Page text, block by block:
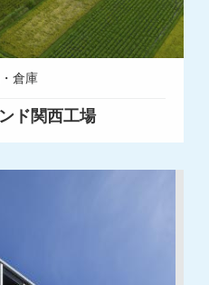
倉庫
ド関西工場